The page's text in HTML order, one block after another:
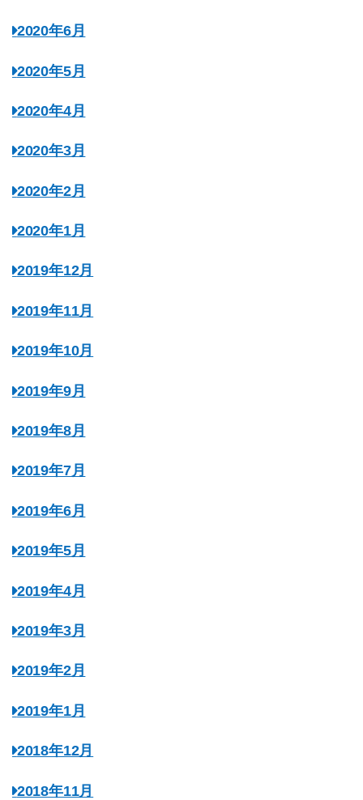
2020年6月
2020年5月
2020年4月
2020年3月
2020年2月
2020年1月
2019年12月
2019年11月
2019年10月
2019年9月
2019年8月
2019年7月
2019年6月
2019年5月
2019年4月
2019年3月
2019年2月
2019年1月
2018年12月
2018年11月